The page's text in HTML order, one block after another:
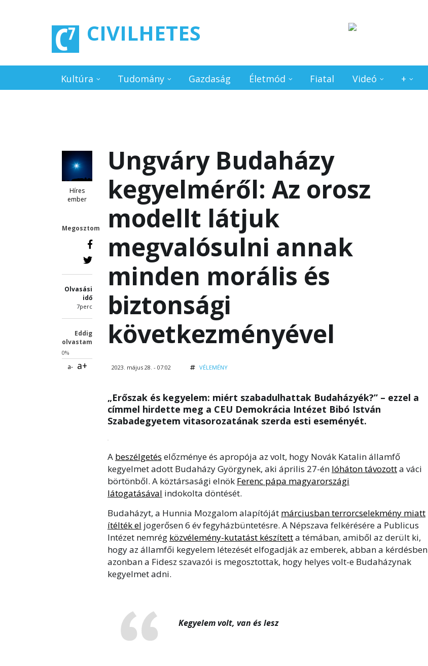
CIVILHETES
Kultúra Tudomány Gazdaság Életmód Fiatal Videó +
Híres
ember
Megosztom
Olvasási
idő
7perc
Eddig
olvastam
0%
a- a+
Ungváry Budaházy
kegyelméről: Az orosz
modellt látjuk
megvalósulni annak
minden morális és
biztonsági
következményével
2023. május 28. - 07:02 VÉLEMÉNY
„Erőszak és kegyelem: miért szabadulhattak Budaházyék?” – ezzel a
címmel hirdette meg a CEU Demokrácia Intézet Bibó István
Szabadegyetem vitasorozatának szerda esti eseményét.
A beszélgetés előzménye és apropója az volt, hogy Novák Katalin államfő
kegyelmet adott Budaházy Györgynek, aki április 27-én lóháton távozotta váci
börtönből. A köztársasági elnök Ferenc pápa magyarországi
látogatásával indokolta döntését.
Budaházyt, a Hunnia Mozgalom alapítóját márciusban terrorcselekmény miatt
ítélték el jogerősen 6 év fegyházbüntetésre. A Népszava felkérésére a Publicus
Intézet nemrég közvélemény-kutatást készítetta témában, amiből az derült ki,
hogy az államfői kegyelem létezését elfogadják az emberek, abban a kérdésben
azonban a Fidesz szavazói is megosztottak, hogy helyes volt-e Budaházynak
kegyelmet adni.
Kegyelem volt, van és lesz